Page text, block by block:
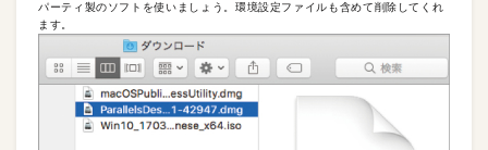
パーティ製のソフトを使いましょう。環境設定ファイルも含めて削除してくれ
ます。